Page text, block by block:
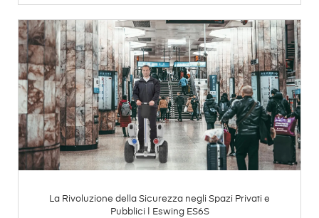
La Rivoluzione della Sicurezza negli Spazi Privati e
Pubblici | Eswing ES6S